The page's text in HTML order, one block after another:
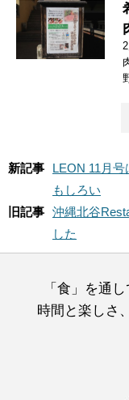
新記事
LEON 11月
もしろい
旧記事 沖縄北谷
した
「食」を通
時間と楽しさ